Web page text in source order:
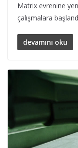
Matrix evrenine
çalışmalara
devamını oku